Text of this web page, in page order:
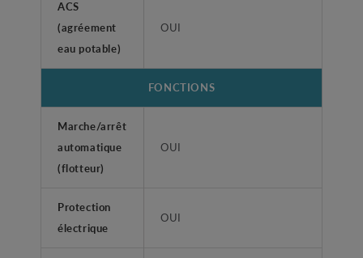
ACS
(agréement
eau potable)
OUI
FONCTIONS
Marche/arrêt
automatique
(flotteur)
OUI
Protection
électrique
OUI